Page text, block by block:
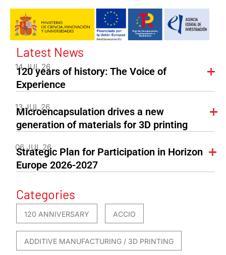
Latest News
14 JUL 26
120 years of history: The Voice of
Experience
13 JUL 26
Microencapsulation drives a new
generation of materials for 3D printing
06 JUL 26
Strategic Plan for Participation in Horizon
Europe 2026-2027
Categories
120 ANNIVERSARY ACCIO
ADDITIVE MANUFACTURING / 3D PRINTING